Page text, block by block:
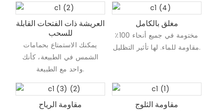
العريشة ذات الفتحات القابلة
للسحب
يمكنك الاستمتاع بحمامات
الشمس في الطبيعة، كأنك
واحد مع الطبيعة.
مغلق بالكامل
مختومة في جميع أنحاء 100٪
مقاومة للماء. لها تأثير التظليل.
مقاومة الرياح مقاومة الثلوج